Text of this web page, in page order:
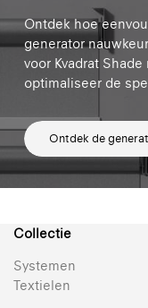
Ontdek hoe
generator
voor Kvadrat
optimaliseer de
Ontdek de
Collectie
Systemen
Textielen